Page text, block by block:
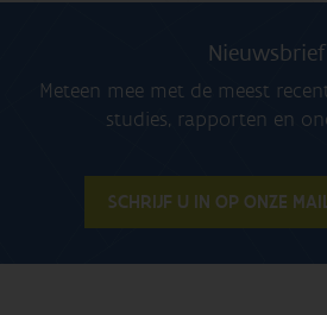
Nieuwsbrief
Meteen mee met de meest
studies, rapporten en
SCHRIJF U IN OP ONZE